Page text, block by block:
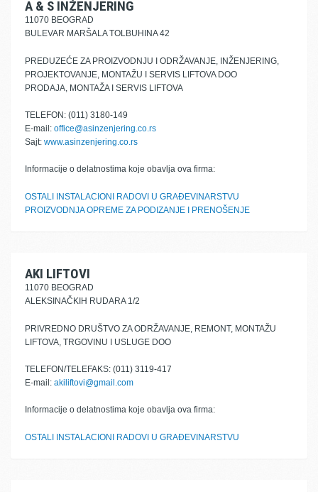
A & S INŽENJERING
11070 BEOGRAD
BULEVAR MARŠALA TOLBUHINA 42
PREDUZEĆE ZA PROIZVODNJU I ODRŽAVANJE, INŽENJERING,
PROJEKTOVANJE, MONTAŽU I SERVIS LIFTOVA DOO
PRODAJA, MONTAŽA I SERVIS LIFTOVA
TELEFON: (011) 3180-149
E-mail: office@asinzenjering.co.rs
Sajt: www.asinzenjering.co.rs
Informacije o delatnostima koje obavlja ova firma:
OSTALI INSTALACIONI RADOVI U GRAĐEVINARSTVU
PROIZVODNJA OPREME ZA PODIZANJE I PRENOŠENJE
AKI LIFTOVI
11070 BEOGRAD
ALEKSINAČKIH RUDARA 1/2
PRIVREDNO DRUŠTVO ZA ODRŽAVANJE, REMONT, MONTAŽU
LIFTOVA, TRGOVINU I USLUGE DOO
TELEFON/TELEFAKS: (011) 3119-417
E-mail: akiliftovi@gmail.com
Informacije o delatnostima koje obavlja ova firma:
OSTALI INSTALACIONI RADOVI U GRAĐEVINARSTVU